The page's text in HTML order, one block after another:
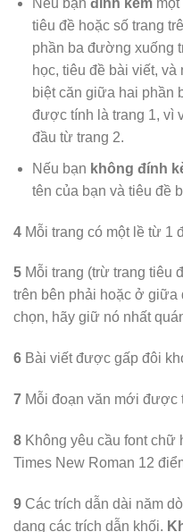
Nếu bạn đính kèmmột
tiêu đề hoặc số trang
phần ba đường xuống
học, tiêu đề bài viết,
biệt căn giữa hai phần
được tính là trang 1, vì
đầu từ trang 2.
Nếu bạn không đính
tên của bạn và tiêu đề
4 Mỗi trang có một lề từ 1
5 Mỗi trang (trừ trang tiêu
trên bên phải hoặc ở giữa
chọn, hãy giữ nó nhất
6 Bài viết được gấp đôi
7 Mỗi đoạn văn mới được
8 Không yêu cầu font chữ
Times New Roman 12
9 Các trích dẫn dài năm
dạng các trích dẫn khối.